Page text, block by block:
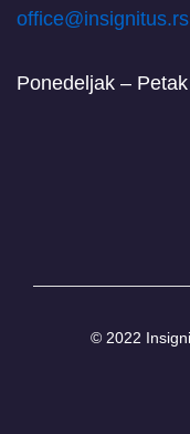
office@insignitus.rs
Ponedeljak – Petak
© 2022